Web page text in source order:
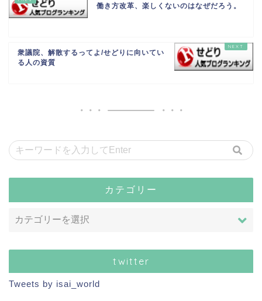
働き方改革、楽しくないのはなぜだろう。
衆議院、解散するってよ/せどりに向いてい
る人の資質
カテゴリー
twitter
Tweets by isai_world